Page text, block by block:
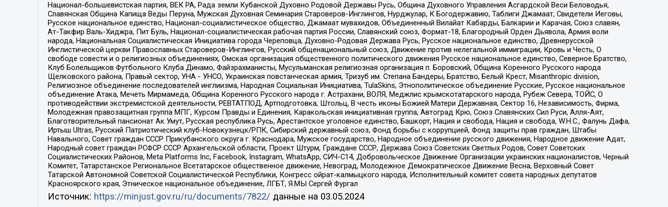
Национал-большевистская партия, ВЕК РА, Рада земли Кубанской Духовно Родовой Державы Русь, Община Духовного Управления Асгардской Веси Беловодья,
Славянская Община Капища Веды Перуна, Мужская Духовная Семинария Староверов-Инглингов, Нурджулар, К Богодержавию, Таблиги Джамаат, Свидетели Иеговы,
Русское национальное единство, Национал-социалистическое общество, Джамаат мувахидов, Объединенный Вилайат Кабарды, Балкарии и Карачая, Союз славян,
Ат-Такфир Валь-Хиджра, Пит Буль, Национал-социалистическая рабочая партия России, Славянский союз, Формат-18, Благородный Орден Дьявола, Армия воли
народа, Национальная Социалистическая Инициатива города Череповца, Духовно-Родовая Держава Русь, Русское национальное единство, Древнерусской
Инглистической церкви Православных Староверов-Инглингов, Русский общенациональный союз, Движение против нелегальной иммиграции, Кровь и Честь, О
свободе совести и о религиозных объединениях, Омская организация общественного политического движения Русское национальное единство, Северное Братство,
Клуб Болельщиков Футбольного Клуба Динамо, Файзрахманисты, Мусульманская религиозная организация п. Боровский, Община Коренного Русского народа
Щелковского района, Правый сектор, УНА - УНСО, Украинская повстанческая армия, Тризуб им. Степана Бандеры, Братство, Белый Крест, Misanthropic division,
Религиозное объединение последователей инглиизма, Народная Социальная Инициатива, TulaSkins, Этнополитическое объединение Русские, Русское национальное
объединение Атака, Мечеть Мирмамеда, Община Коренного Русского народа г. Астрахани, ВОЛЯ, Меджлис крымскотатарского народа, Рубеж Севера, ТОЙС, О
противодействии экстремистской деятельности, РЕВТАТПОД, Артподготовка, Штольц, В честь иконы Божией Матери Державная, Сектор 16, Независимость, Фирма,
Молодежная правозащитная группа МПГ, Курсом Правды и Единения, Каракольская инициативная группа, Автоград Крю, Союз Славянских Сил Руси, Алля-Аят,
Благотворительный пансионат Ак Умут, Русская республика Русь, Арестантское уголовное единство, Башкорт, Нация и свобода, Нация и свобода, W.H.С., Фалунь Дафа,
Иртыш Ultras, Русский Патриотический клуб-Новокузнецк/РПК, Сибирский державный союз, Фонд борьбы с коррупцией, Фонд защиты прав граждан, Штабы
Навального, Совет граждан СССР Прикубанского округа г. Краснодара, Мужское государство, Народное объединение русского движения, Народное движение Адат,
Народный совет граждан РСФСР СССР Архангельской области, Проект Штурм, Граждане СССР, Держава Союз Советских Светлых Родов, Совет Советских
Социалистических Районов, Meta Platforms Inc, Facebook, Instagram, WhatsApp, СИЧ-С14, Добровольческое Движение Организации украинских националистов, Черный
Комитет, Татарстанское Региональное Всетатарское общественное движение, Невоград, Молодежное Демократическое Движение Весна, Верховный Совет
Татарской Автономной Советской Социалистической Республики, Конгресс ойрат-калмыцкого народа, Исполнительный комитет совета народных депутатов
Красноярского края, Этническое национальное объединение, ЛГБТ, Я.МЫ Сергей Фургал
Источник: https://minjust.gov.ru/ru/documents/7822/ данные на 03.05.2024